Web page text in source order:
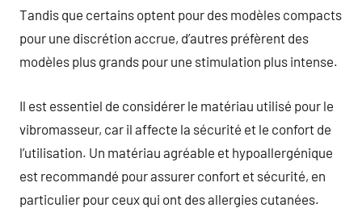
Tandis que certains optent pour des modèles compacts
pour une discrétion accrue, d’autres préfèrent des
modèles plus grands pour une stimulation plus intense.
Il est essentiel de considérer le matériau utilisé pour le
vibromasseur, car il affecte la sécurité et le confort de
l’utilisation. Un matériau agréable et hypoallergénique
est recommandé pour assurer confort et sécurité, en
particulier pour ceux qui ont des allergies cutanées.